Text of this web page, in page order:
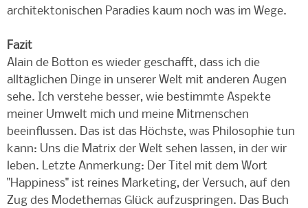
architektonischen Paradies kaum noch was im Wege.
Fazit
Alain de Botton es wieder geschafft, dass ich die
alltäglichen Dinge in unserer Welt mit anderen Augen
sehe. Ich verstehe besser, wie bestimmte Aspekte
meiner Umwelt mich und meine Mitmenschen
beeinflussen. Das ist das Höchste, was Philosophie tun
kann: Uns die Matrix der Welt sehen lassen, in der wir
leben. Letzte Anmerkung: Der Titel mit dem Wort
"Happiness" ist reines Marketing, der Versuch, auf den
Zug des Modethemas Glück aufzuspringen. Das Buch